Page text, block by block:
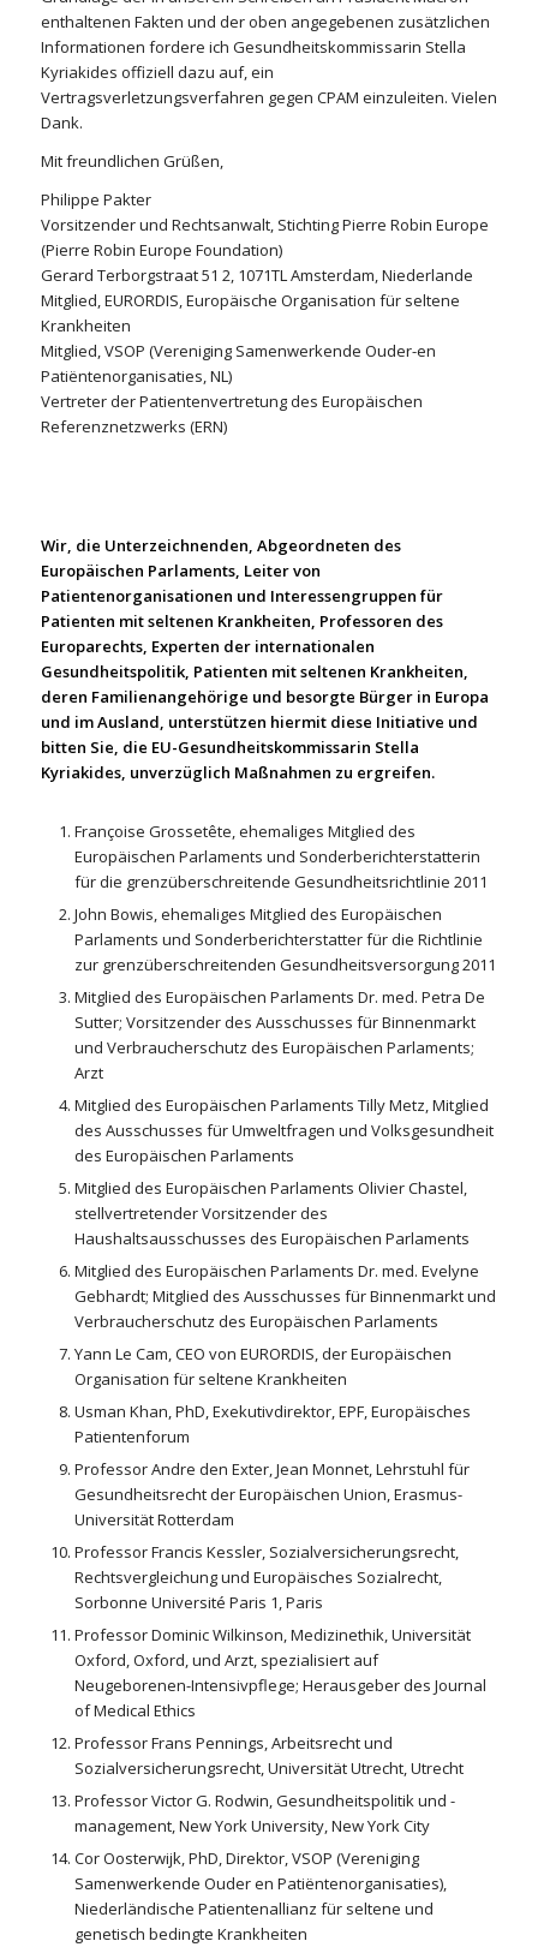
enthaltenen Fakten und der oben angegebenen zusätzlichen
Informationen fordere ich Gesundheitskommissarin Stella
Kyriakides offiziell dazu auf, ein
Vertragsverletzungsverfahren gegen CPAM einzuleiten. Vielen
Dank.
Mit freundlichen Grüßen,
Philippe Pakter
Vorsitzender und Rechtsanwalt, Stichting Pierre Robin Europe
(Pierre Robin Europe Foundation)
Gerard Terborgstraat 51 2, 1071TL Amsterdam, Niederlande
Mitglied, EURORDIS, Europäische Organisation für seltene
Krankheiten
Mitglied, VSOP (Vereniging Samenwerkende Ouder-en
Patiëntenorganisaties, NL)
Vertreter der Patientenvertretung des Europäischen
Referenznetzwerks (ERN)
Wir, die Unterzeichnenden, Abgeordneten des
Europäischen Parlaments, Leiter von
Patientenorganisationen und Interessengruppen für
Patienten mit seltenen Krankheiten, Professoren des
Europarechts, Experten der internationalen
Gesundheitspolitik, Patienten mit seltenen Krankheiten,
deren Familienangehörige und besorgte Bürger in Europa
und im Ausland, unterstützen hiermit diese Initiative und
bitten Sie, die EU-Gesundheitskommissarin Stella
Kyriakides, unverzüglich Maßnahmen zu ergreifen.
Françoise Grossetête, ehemaliges Mitglied des
Europäischen Parlaments und Sonderberichterstatterin
für die grenzüberschreitende Gesundheitsrichtlinie 2011
John Bowis, ehemaliges Mitglied des Europäischen
Parlaments und Sonderberichterstatter für die Richtlinie
zur grenzüberschreitenden Gesundheitsversorgung 2011
Mitglied des Europäischen Parlaments Dr. med. Petra De
Sutter; Vorsitzender des Ausschusses für Binnenmarkt
und Verbraucherschutz des Europäischen Parlaments;
Arzt
Mitglied des Europäischen Parlaments Tilly Metz, Mitglied
des Ausschusses für Umweltfragen und Volksgesundheit
des Europäischen Parlaments
Mitglied des Europäischen Parlaments Olivier Chastel,
stellvertretender Vorsitzender des
Haushaltsausschusses des Europäischen Parlaments
Mitglied des Europäischen Parlaments Dr. med. Evelyne
Gebhardt; Mitglied des Ausschusses für Binnenmarkt und
Verbraucherschutz des Europäischen Parlaments
Yann Le Cam, CEO von EURORDIS, der Europäischen
Organisation für seltene Krankheiten
Usman Khan, PhD, Exekutivdirektor, EPF, Europäisches
Patientenforum
Professor Andre den Exter, Jean Monnet, Lehrstuhl für
Gesundheitsrecht der Europäischen Union, Erasmus-
Universität Rotterdam
Professor Francis Kessler, Sozialversicherungsrecht,
Rechtsvergleichung und Europäisches Sozialrecht,
Sorbonne Université Paris 1, Paris
Professor Dominic Wilkinson, Medizinethik, Universität
Oxford, Oxford, und Arzt, spezialisiert auf
Neugeborenen-Intensivpflege; Herausgeber des Journal
of Medical Ethics
Professor Frans Pennings, Arbeitsrecht und
Sozialversicherungsrecht, Universität Utrecht, Utrecht
Professor Victor G. Rodwin, Gesundheitspolitik und -
management, New York University, New York City
Cor Oosterwijk, PhD, Direktor, VSOP (Vereniging
Samenwerkende Ouder en Patiëntenorganisaties),
Niederländische Patientenallianz für seltene und
genetisch bedingte Krankheiten